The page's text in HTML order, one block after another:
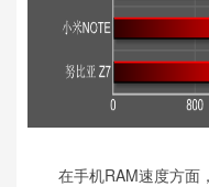
在手机RAM速度方面